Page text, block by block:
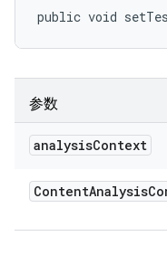
public void
参数
analysisContext
ContentAnalysis